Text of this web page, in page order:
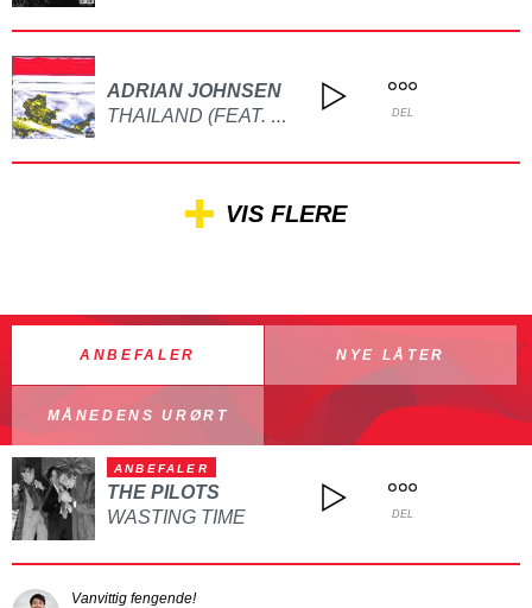
ADRIAN JOHNSEN
THAILAND (FEAT. JOAKIM EIE) DEL
VIS FLERE
ANBEFALER NYE LÅTER
MÅNEDENS URØRT
ANBEFALER
THE PILOTS
WASTING TIME
DEL
Vanvittig fengende!